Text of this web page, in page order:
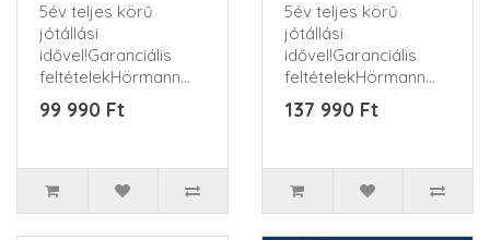
5év teljes körű
jótállási
idővel!Garanciális
feltételekHörmann
ProMatic 4
meghajtásfej
99 990 Ft
5év teljes körű
jótállási
idővel!Garanciális
feltételekHörmann
SupraMatic 4 E
meghajtásfej
137 990 Ft